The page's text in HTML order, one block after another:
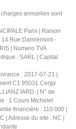
annuelles sont
Paris | Raison
Rue Damrémont -
| Numero TVA
: SARL | Capital
: 2017-07-21 |
C1 95031 Cergy
IARD. | N° de
: 1 Cours Michelet
financière : 110 000 |
| Adresse du site : NC |